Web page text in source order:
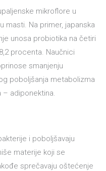
mikroflore u
masti. Na primer, japanska
unosa probiotika na četiri
procenta. Naučnici
smanjenju
poboljšanja metabolizma
– adiponektina.
i poboljšavaju
materije koji se
sprečavaju oštećenje